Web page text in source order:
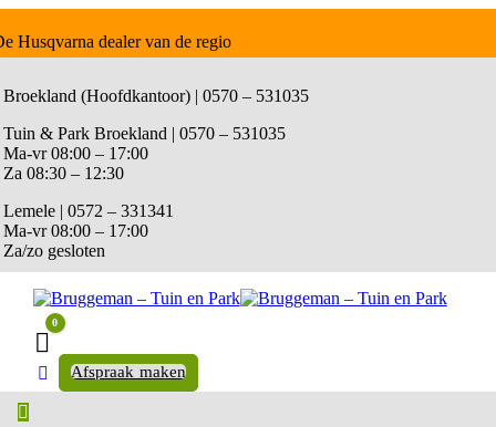
Husqvarna dealer van de regio
Broekland (Hoofdkantoor) | 0570 – 531035
Tuin & Park Broekland | 0570 – 531035
Ma-vr 08:00 – 17:00
Za 08:30 – 12:30
Lemele | 0572 – 331341
Ma-vr 08:00 – 17:00
Za/zo gesloten
Winkelwagen
0
Afspraak maken